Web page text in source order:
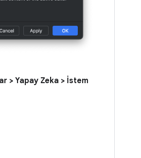
> Yapay Zeka > İstem